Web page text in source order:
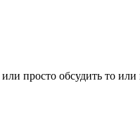
просто обсудить то